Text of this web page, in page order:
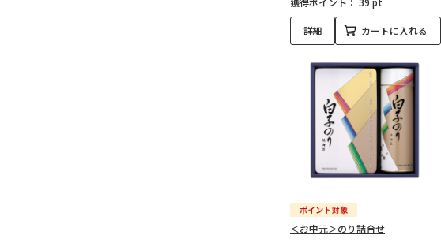
詳細 カートに入れる
＜お中元＞のり詰合せ